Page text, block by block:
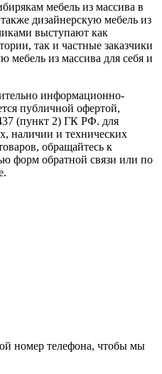
мебель из массива в
дизайнерскую мебель из
выступают как
так и частные заказчики
мебель из массива для себя и
информационно-
публичной офертой,
(пункт 2) ГК РФ. для
наличии и технических
обращайтесь к
форм обратной связи или по
номер телефона, чтобы мы